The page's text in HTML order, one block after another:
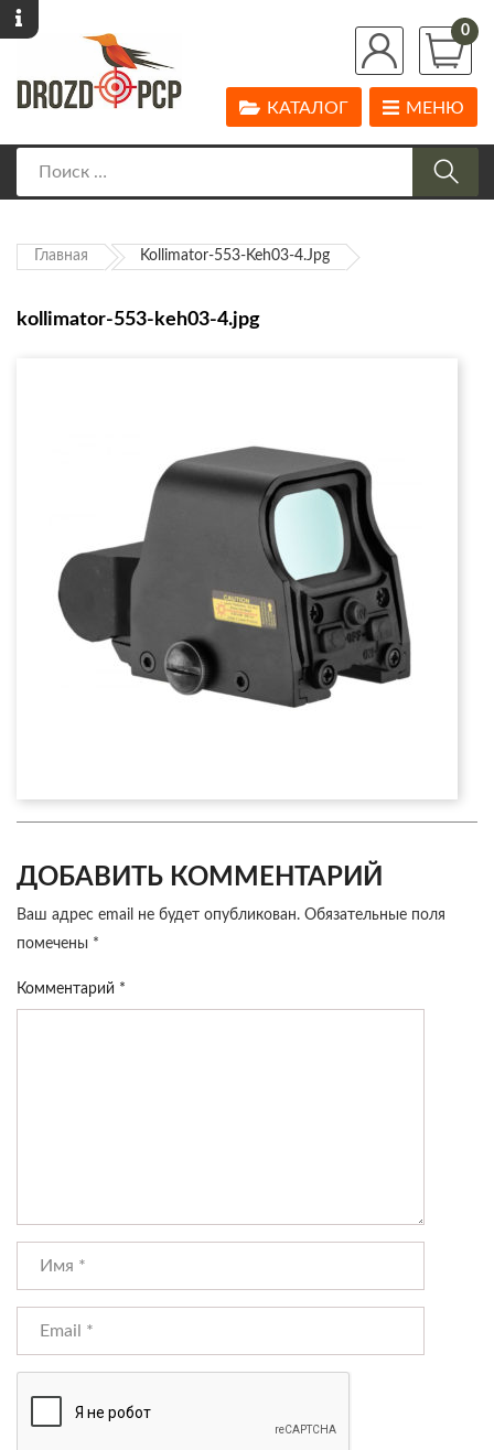
0
МЕНЮ
КАТАЛОГ
Главная Kollimator-553-Keh03-4.jpg
kollimator-553-keh03-4.jpg
ДОБАВИТЬ КОММЕНТАРИЙ
Ваш адрес email не будет опубликован. Обязательные поля
помечены *
Комментарий *